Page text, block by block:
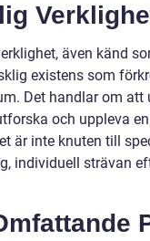
även känd
existens som
Det handlar om
och uppleva
är inte knuten till
individuell strävan